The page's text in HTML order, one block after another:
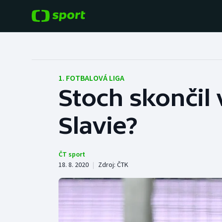
Hokej
Tenis
Cyklistika
Baseball a softbal
Boby a skeleton
Box
1. FOTBALOVÁ LIGA
Stoch skončil
Slavie?
ČT sport
18. 8. 2020 | Zdroj: ČTK